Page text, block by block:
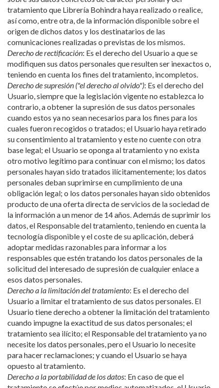
tratamiento que Librería Bohindra haya realizado o realice,
así como, entre otra, de la información disponible sobre el
origen de dichos datos y los destinatarios de las
comunicaciones realizadas o previstas de los mismos.
Derecho de rectificación: Es el derecho del Usuario a que se
modifiquen sus datos personales que resulten ser inexactos o,
teniendo en cuenta los fines del tratamiento, incompletos.
Derecho de supresión ("el derecho al olvido"): Es el derecho del
Usuario, siempre que la legislación vigente no establezca lo
contrario, a obtener la supresión de sus datos personales
cuando estos ya no sean necesarios para los fines para los
cuales fueron recogidos o tratados; el Usuario haya retirado
su consentimiento al tratamiento y este no cuente con otra
base legal; el Usuario se oponga al tratamiento y no exista
otro motivo legítimo para continuar con el mismo; los datos
personales hayan sido tratados ilícitamentemente; los datos
personales deban suprimirse en cumplimiento de una
obligación legal; o los datos personales hayan sido obtenidos
producto de una oferta directa de servicios de la sociedad de
la información a un menor de 14 años. Además de suprimir los
datos, el Responsable del tratamiento, teniendo en cuenta la
tecnología disponible y el coste de su aplicación, deberá
adoptar medidas razonables para informar a los
responsables que estén tratando los datos personales de la
solicitud del interesado de supresión de cualquier enlace a
esos datos personales.
Derecho a la limitación del tratamiento
: Es el derecho del
Usuario a limitar el tratamiento de sus datos personales. El
Usuario tiene derecho a obtener la limitación del tratamiento
cuando impugne la exactitud de sus datos personales; el
tratamiento sea ilícito; el Responsable del tratamiento ya no
necesite los datos personales, pero el Usuario lo necesite
para hacer reclamaciones; y cuando el Usuario se haya
opuesto al tratamiento.
Derecho a la portabilidad de los datos
: En caso de que el
tratamiento se efectúe por medios automatizados, el Usuario